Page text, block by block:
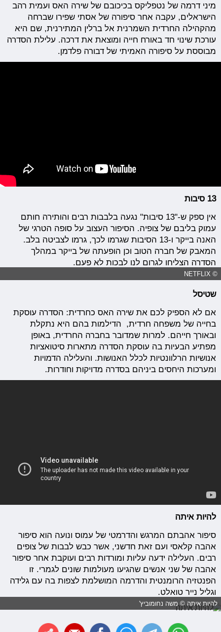
מיני דרמה של נטפליקס בכיכובם של שירה האס ועמית רהב
הישראלים, עקבה אחר סיפורה של אסתי שפירו שברחה
מהקהילה החרדית השמרנית אל ברלין המתירנית, שם היא
עורכת שינוי חד באורח חייה ומוצאת את דרכה. עלילת הסדרה
מבוססת על סיפורה האמיתי של דבורה פלדמן.
13 סיבות
אין ספק ש-"13 סיבות" נגעה בלבבות רבים והותירה חותם
עמוק בליבם של צופיה. הסיפור העצוב על סופה הטרגי של
האנה בייקר ו-13 הסיבות שגרמו לכך, גרמו לצביטה בלב.
המאבק של חברה הטוב וכן הופעתה של בייקר במהלך
הסדרה הצליחו לגרום לנו לבכות לא פעם.
© NETFLIX
שטיסל
אם לא הספיק לכם את שירה האס כחרדית: הסדרה עוסקת
בחייה של משפחה חרדית, הדילמות בהם היא נתקלת
ובאורך חייהם. למרות שמדובר בחברה החרדית, באופן
מפתיע הבעיות בה עוסקת הסדרה מתארות סיטואציות
אנושיות הרלוונטיות לכלל האנושות. והעלילה הדמויות
ומערכות היחסים ביניהם בסדרה מדויקות וחודרות.
להיות איתה
סיפור אהבתם המרגש והדרמטי של עמוס ונועה הוא סיפור
אהבה קלאסי ועם זאת חדשני, אשר כבש לבבות של צופים
רבים. העלילה ידעה עליות ומורדות רבים ועוקבת אחר סיפור
אהבה של שני אנשים שהגיעו מעולמות שונים לגמרי. זו
הפנטזיה הרומנטית והדרמה המושלמת לצפות בה עם גלידה
וגליל נייר טואלט.
להיות איתה © משה נחומוביץ'